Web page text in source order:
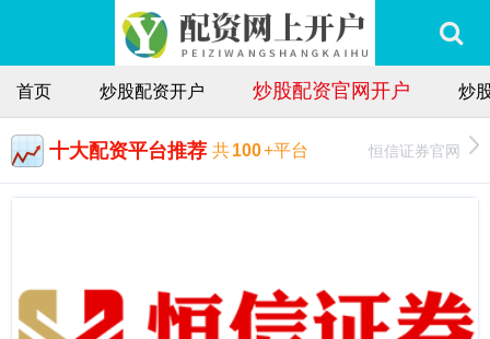
首页 炒股配资开户 炒股配资官网开户 炒
十大配资平台推荐 共100+平台 恒信证券官网